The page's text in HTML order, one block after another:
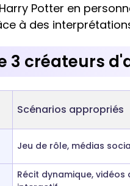
Potter en
à des
3 créateurs
Scénarios appropriés
Jeu de rôle, médias
Récit dynamique, vidéos